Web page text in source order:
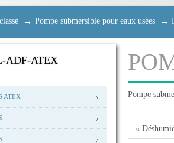
Pompe submersible pour eaux usées
ADF-ATEX
ATEX Pompe
«